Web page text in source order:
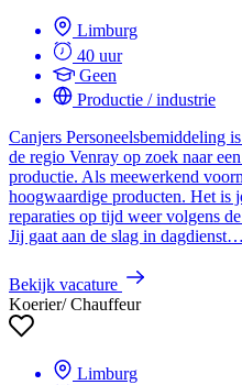
Limburg
40 uur
Geen
Productie / industrie
Canjers Personeelsbemiddeling
de regio Venray op zoek naar
productie. Als meewerkend
hoogwaardige producten. Het is
reparaties op tijd weer volgens
Jij gaat aan de slag in dagdienst…
Bekijk vacature
Koerier/ Chauffeur
Limburg